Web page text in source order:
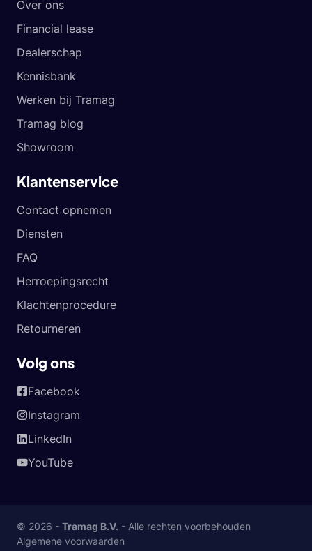
Over ons
Financial lease
Dealerschap
Kennisbank
Werken bij Tramag
Tramag blog
Showroom
Klantenservice
Contact opnemen
Diensten
FAQ
Herroepingsrecht
Klachtenprocedure
Retourneren
Volg ons
Facebook
Instagram
LinkedIn
YouTube
© 2026 - Tramag B.V. - Alle rechten voorbehouden
Algemene voorwaarden